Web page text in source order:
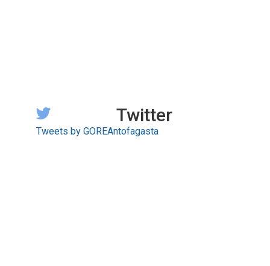
Twitter
Tweets by GOREAntofagasta